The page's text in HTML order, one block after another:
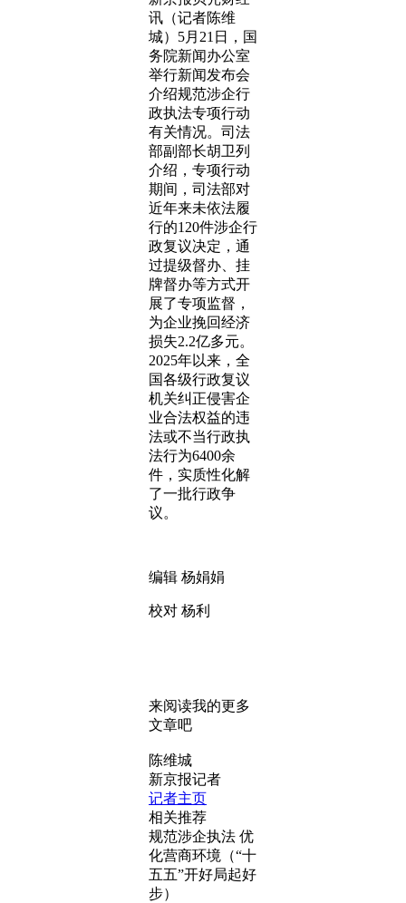
讯（记者陈维
城）5月21日，国
务院新闻办公室
举行新闻发布会
介绍规范涉企行
政执法专项行动
有关情况。司法
部副部长胡卫列
介绍，专项行动
期间，司法部对
近年来未依法履
行的120件涉企行
政复议决定，通
过提级督办、挂
牌督办等方式开
展了专项监督，
为企业挽回经济
损失2.2亿多元。
2025年以来，全
国各级行政复议
机关纠正侵害企
业合法权益的违
法或不当行政执
法行为6400余
件，实质性化解
了一批行政争
议。
编辑 杨娟娟
校对 杨利
来阅读我的更多
文章吧
陈维城
新京报记者
记者主页
相关推荐
规范涉企执法 优
化营商环境（“十
五五”开好局起好
步）